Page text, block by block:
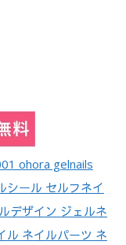
ohora gelnails
シール セルフネイ
デザイン ジェルネ
ル ネイルパーツ ネ